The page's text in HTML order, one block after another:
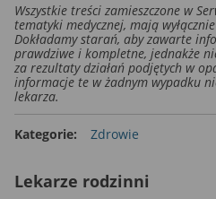
Wszystkie treści zamieszczone w
tematyki medycznej, mają
Dokładamy starań, aby zawarte
prawdziwe i kompletne, jednakże
za rezultaty działań podjętych w
informacje te w żadnym wypadku
lekarza.
Kategorie: Zdrowie
Lekarze rodzinni